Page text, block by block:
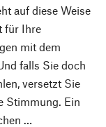
auf diese Weise
für Ihre
mit dem
falls Sie doch
versetzt Sie
Stimmung. Ein
…